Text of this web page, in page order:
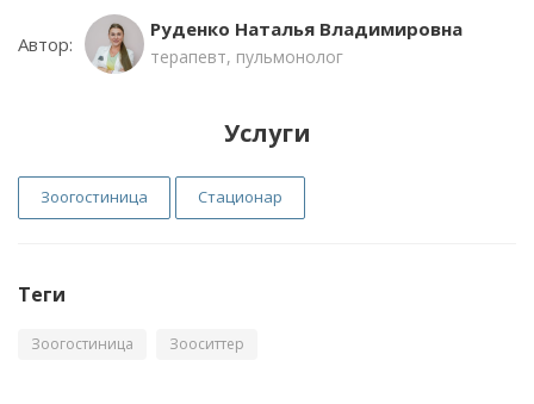
Автор:
Руденко Наталья Владимировна
терапевт, пульмонолог
Услуги
Зоогостиница Стационар
Теги
Зоогостиница Зооситтер